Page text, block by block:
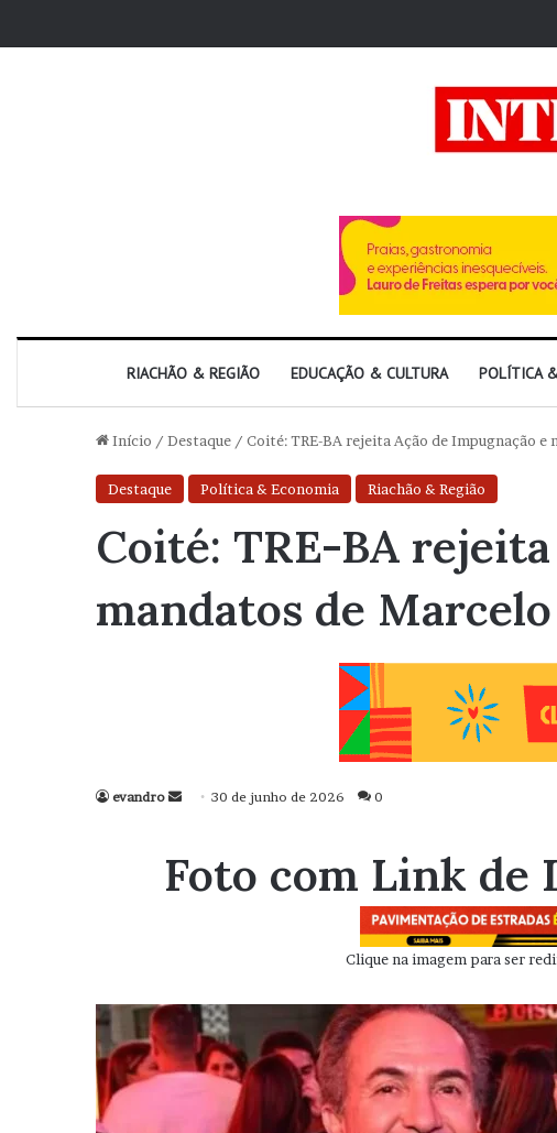
RIACHÃO & REGIÃO EDUCAÇÃO & CULTURA POLÍTICA
Início / Destaque / Coité: TRE-BA rejeita Ação de Impugnação
Destaque Política & Economia Riachão & Região
Coité: TRE-BA
mandatos de
evandro
Mande
mail
30 de junho de 2026 0
Foto com Link de
Clique na imagem para ser